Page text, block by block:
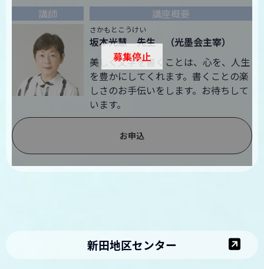
さかもとこうけい
坂本光慧 先生 （光墨会主宰）
美しく文字を書くことは、心を、人生
を豊かにしてくれます。書くことの楽
しさのお手伝いをします。お待ちして
います。
お申込
募集停止
新田地区センター